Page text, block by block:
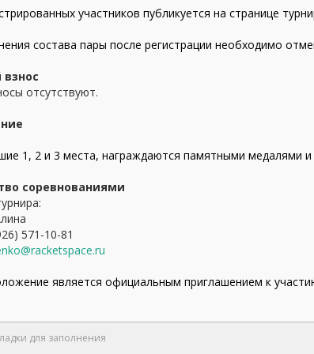
участников публикуется на странице
состава пары после регистрации необходимо
отсутствуют.
1, 2 и 3 места, награждаются памятными медалями и
соревнованиями
571-10-81
является официальным приглашением к
для заполнения